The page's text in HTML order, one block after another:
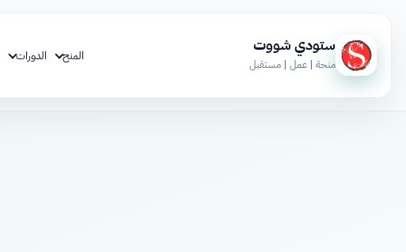
ستودي شووت
منحة | عمل | مستقبل
المنح الدورات